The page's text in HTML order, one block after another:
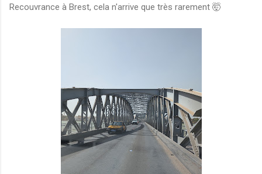
Recouvrance à Brest, cela n'arrive que très rarement 🤯